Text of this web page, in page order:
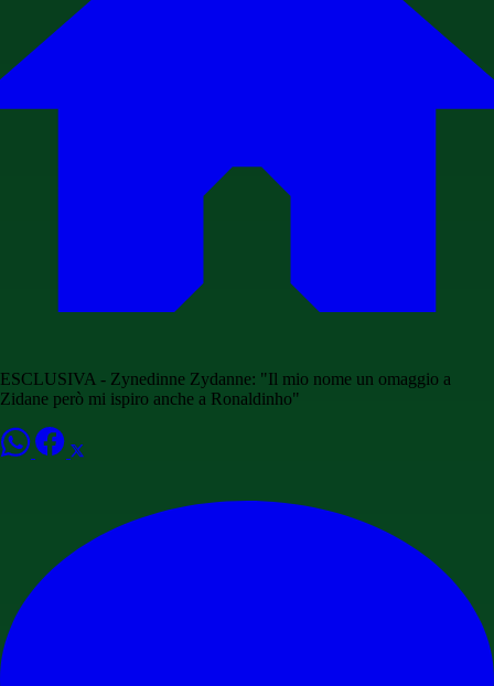
ESCLUSIVA - Zynedinne Zydanne: "Il mio nome un omaggio a
Zidane però mi ispiro anche a Ronaldinho"